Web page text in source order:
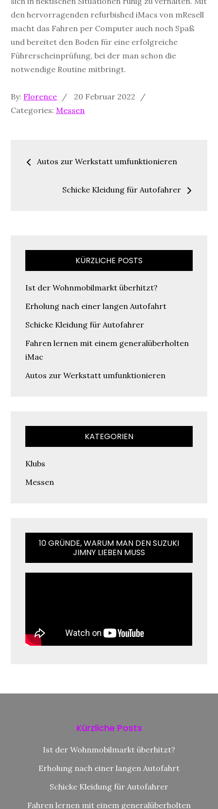
den hervorragenden refurbished iMacs von mResell
macht das Fahren per Computer auch noch Spaß
und bereitet den Boden für eine erfolgreiche
Führerscheinprüfung, bei der man schon die
notwendige Routine mitbringt.
By: Florence
Posted
on
20 Februar 2022
Categories: Messen
Beitragsnavigation
Autos zur Werkstatt umfunktionieren
Schicke Kleidung für Autofahrer
KÜRZLICHE POSTS
Ist der Wohnmobilmarkt überhitzt?
Erholung nach einer langen Autofahrt
Schicke Kleidung für Autofahrer
Fahren lernen mit einem generalüberholten
iMac
Autos zur Werkstatt umfunktionieren
KATEGORIEN
Klubs
Messen
10 GRÜNDE, WARUM MAN DEN SUZUKI
JIMNY LIEBEN MUSS
Kürzliche Posts
Ist der Wohnmobilmarkt überhitzt?
Erholung nach einer langen Autofahrt
Schicke Kleidung für Autofahrer
Fahren lernen mit einem generalüberholten